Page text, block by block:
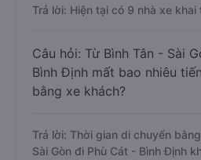
Trả lời: Hiện tại có 9 nhà xe
Câu hỏi: Từ Bình Tân - Sài
Bình Định mất bao nhiêu
bằng xe khách?
Trả lời: Thời gian di chuyển
Sài Gòn đi Phù Cát - Bình Định